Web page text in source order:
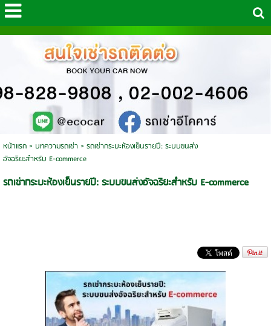
หน้าแรก> บทความรถเช่า > รถเช่ากระบะห้องเย็นรายปี: ระบบขนส่ง
อัจฉริยะสำหรับ E-commerce
รถเช่ากระบะห้องเย็นรายปี: ระบบขนส่งอัจฉริยะสำหรับ E-commerce